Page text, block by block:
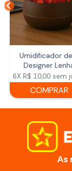
Umidificador
Designer
Acesa 300ml
6XR$ 10,00 sem
COMPRAR
As